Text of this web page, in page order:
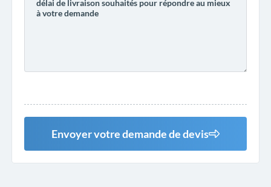
Envoyer votre demande de devis